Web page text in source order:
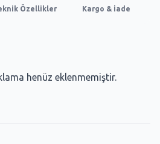
Özellikler Kargo & İade
henüz eklenmemiştir.